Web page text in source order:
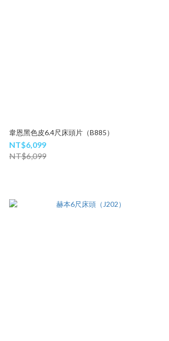
韋恩黑色皮6.4尺床頭片（B885）
NT$6,099
NT$6,099